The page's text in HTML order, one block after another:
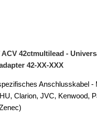
42ctmultilead -
42-XX-XXX
Anschlusskabel -
Clarion, JVC, Kenwood,